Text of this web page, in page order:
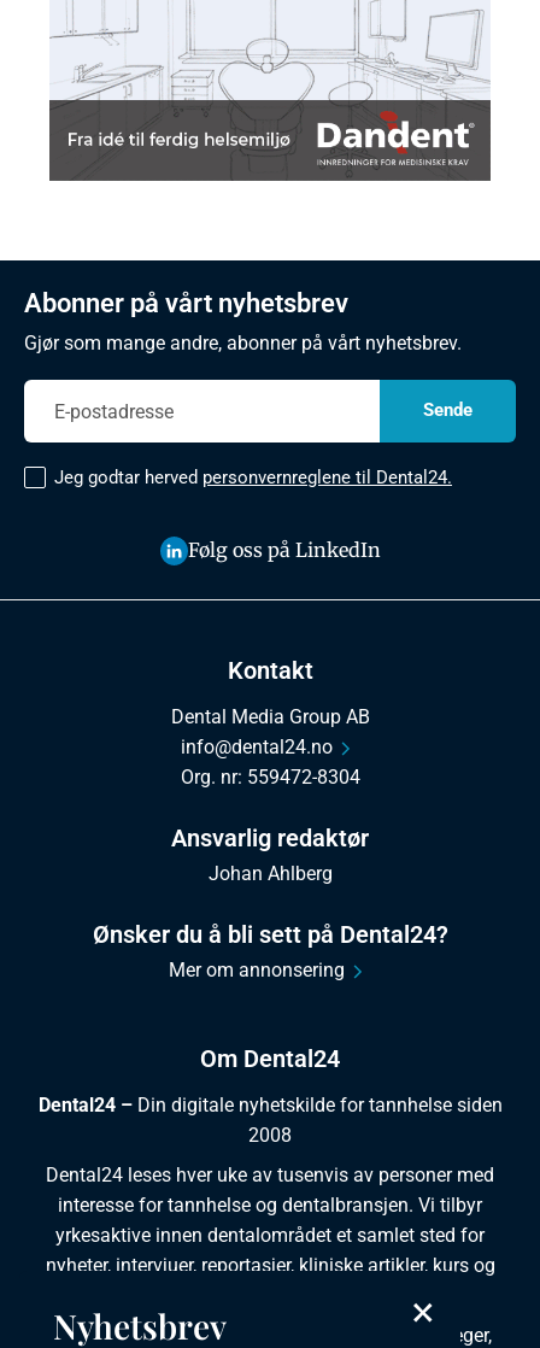
Om Dental24
Dental24 – Din digitale nyhetskilde for tannhelse siden
2008
Dental24 leses hver uke av tusenvis av personer med
interesse for tannhelse og dentalbransjen. Vi tilbyr
yrkesaktive innen dentalområdet et samlet sted for
nyheter, intervjuer, reportasjer, kliniske artikler, kurs og
Dental24 produseres i tett samarbeid med tannleger,
Kontakt
Dental Media Group AB
info@dental24.no
Org. nr: 559472-8304
Ansvarlig redaktør
Johan Ahlberg
Ønsker du å bli sett på Dental24?
Mer om annonsering
Abonner på vårt nyhetsbrev
Gjør som mange andre, abonner på vårt nyhetsbrev.
Jeg godtar herved personvernreglene til Dental24.
Følg oss på LinkedIn
×
Nyhetsbrev